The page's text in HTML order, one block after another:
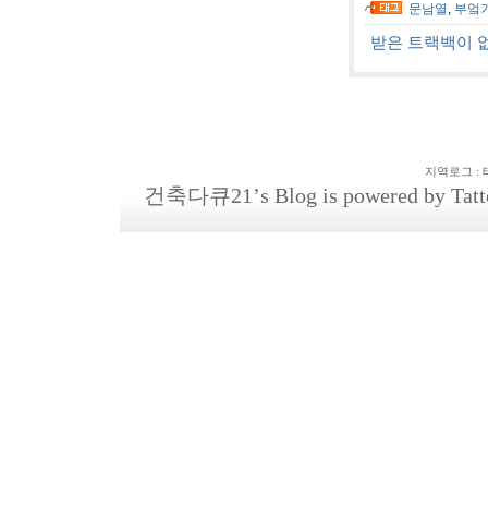
문남열 , 부엌
받은 트랙백이
지역로그 :
건축다큐21 ’s Blog is powered by